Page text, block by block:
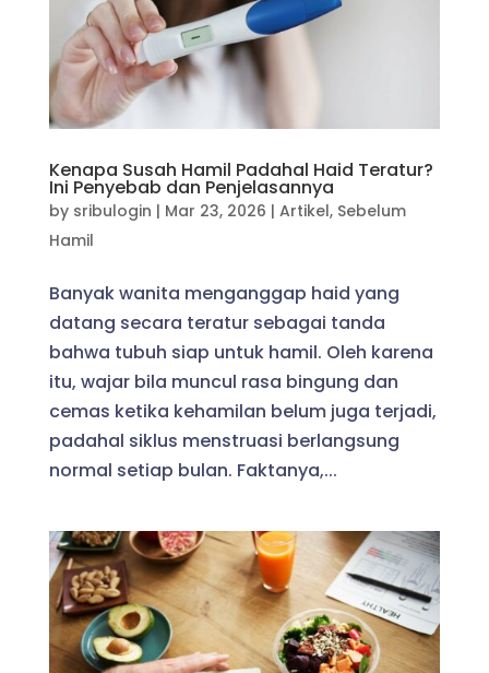
Kenapa Susah Hamil Padahal Haid Teratur?
Ini Penyebab dan Penjelasannya
by sribulogin | Mar 23, 2026 | Artikel, Sebelum
Hamil
Banyak wanita menganggap haid yang
datang secara teratur sebagai tanda
bahwa tubuh siap untuk hamil. Oleh karena
itu, wajar bila muncul rasa bingung dan
cemas ketika kehamilan belum juga terjadi,
padahal siklus menstruasi berlangsung
normal setiap bulan. Faktanya,...